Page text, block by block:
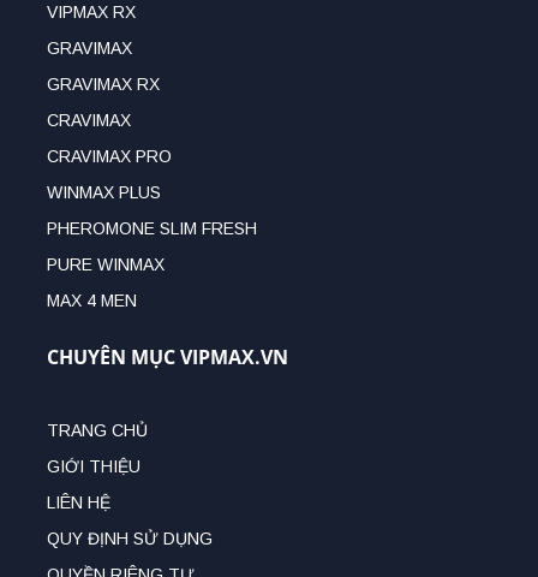
VIPMAX RX
GRAVIMAX
GRAVIMAX RX
CRAVIMAX
CRAVIMAX PRO
WINMAX PLUS
PHEROMONE SLIM FRESH
PURE WINMAX
MAX 4 MEN
CHUYÊN MỤC VIPMAX.VN
TRANG CHỦ
GIỚI THIỆU
LIÊN HỆ
QUY ĐỊNH SỬ DỤNG